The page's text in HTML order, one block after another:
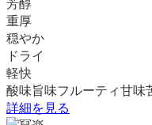
重厚
穏やか
ドライ
軽快
酸味旨味フルーティ甘味
詳細を見る